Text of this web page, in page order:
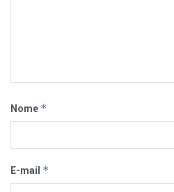
Nome *
E-mail *